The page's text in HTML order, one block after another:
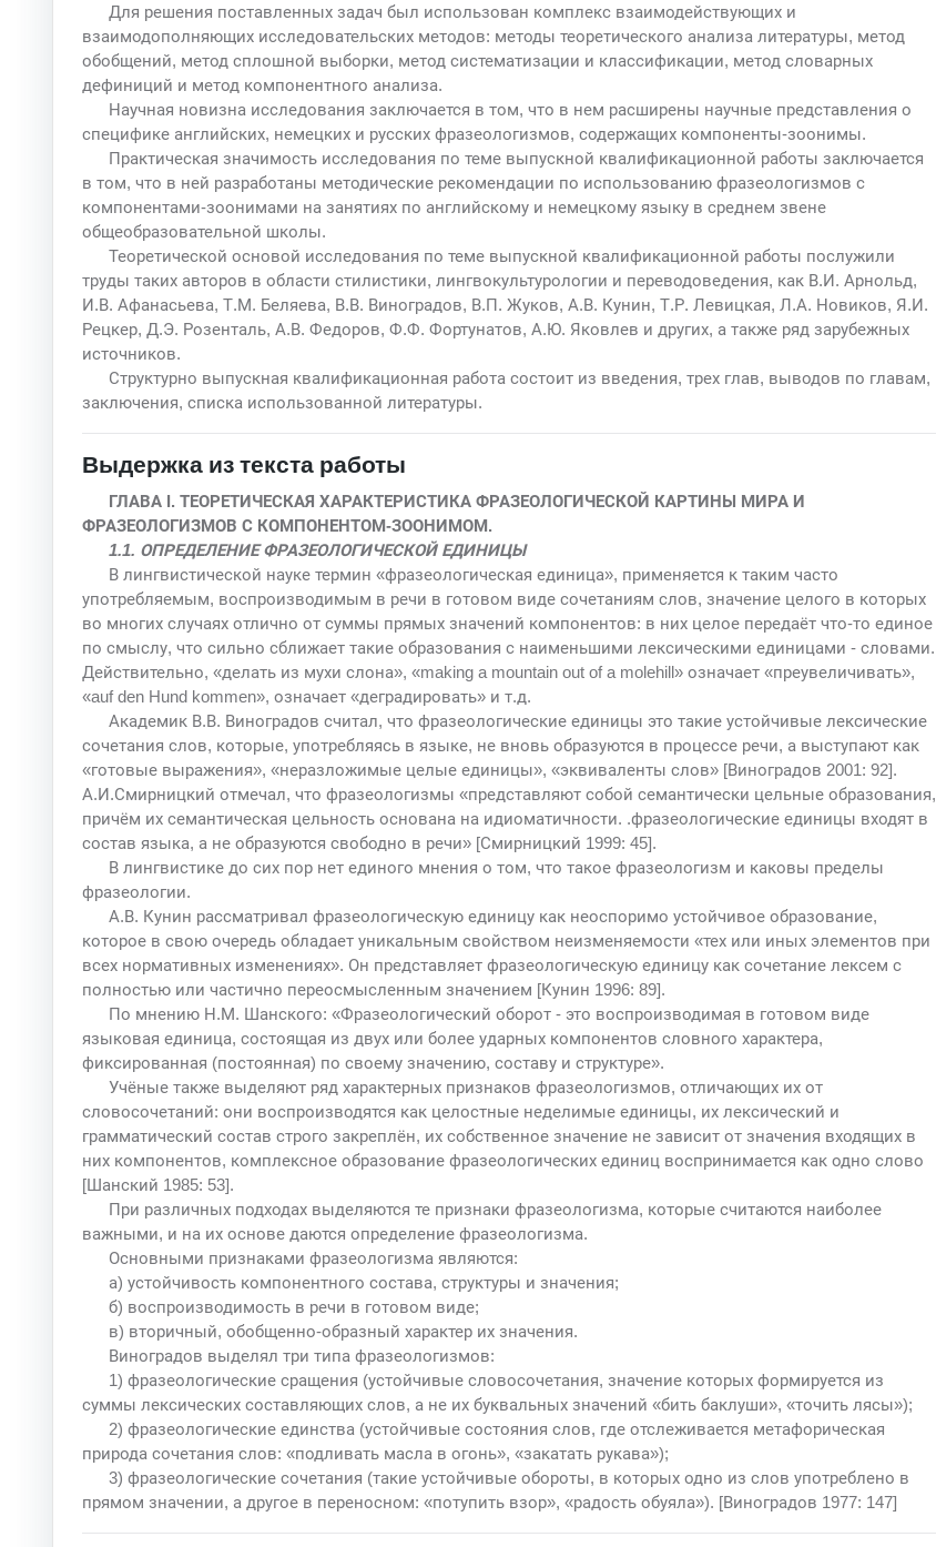
Для решения поставленных задач был использован комплекс взаимодействующих и
взаимодополняющих исследовательских методов: методы теоретического анализа литературы, метод
обобщений, метод сплошной выборки, метод систематизации и классификации, метод словарных
дефиниций и метод компонентного анализа.
Научная новизна исследования заключается в том, что в нем расширены научные представления о
специфике английских, немецких и русских фразеологизмов, содержащих компоненты-зоонимы.
Практическая значимость исследования по теме выпускной квалификационной работы заключается
в том, что в ней разработаны методические рекомендации по использованию фразеологизмов с
компонентами-зоонимами на занятиях по английскому и немецкому языку в среднем звене
общеобразовательной школы.
Теоретической основой исследования по теме выпускной квалификационной работы послужили
труды таких авторов в области стилистики, лингвокультурологии и переводоведения, как В.И. Арнольд,
И.В. Афанасьева, Т.М. Беляева, В.В. Виноградов, В.П. Жуков, А.В. Кунин, Т.Р. Левицкая, Л.А. Новиков, Я.И.
Рецкер, Д.Э. Розенталь, А.В. Федоров, Ф.Ф. Фортунатов, А.Ю. Яковлев и других, а также ряд зарубежных
источников.
Структурно выпускная квалификационная работа состоит из введения, трех глав, выводов по главам,
заключения, списка использованной литературы.
Выдержка из текста работы
ГЛАВА I. ТЕОРЕТИЧЕСКАЯ ХАРАКТЕРИСТИКА ФРАЗЕОЛОГИЧЕСКОЙ КАРТИНЫ МИРА И
ФРАЗЕОЛОГИЗМОВ С КОМПОНЕНТОМ-ЗООНИМОМ.
1.1. ОПРЕДЕЛЕНИЕ ФРАЗЕОЛОГИЧЕСКОЙ ЕДИНИЦЫ
В лингвистической науке термин «фразеологическая единица», применяется к таким часто
употребляемым, воспроизводимым в речи в готовом виде сочетаниям слов, значение целого в которых
во многих случаях отлично от суммы прямых значений компонентов: в них целое передаёт что-то единое
по смыслу, что сильно сближает такие образования с наименьшими лексическими единицами - словами.
Действительно, «делать из мухи слона», «making a mountain out of a molehill» означает «преувеличивать»,
«auf den Hund kommen», означает «деградировать» и т.д.
Академик В.В. Виноградов считал, что фразеологические единицы это такие устойчивые лексические
сочетания слов, которые, употребляясь в языке, не вновь образуются в процессе речи, а выступают как
«готовые выражения», «неразложимые целые единицы», «эквиваленты слов» [Виноградов 2001: 92].
А.И.Смирницкий отмечал, что фразеологизмы «представляют собой семантически цельные образования,
причём их семантическая цельность основана на идиоматичности. .фразеологические единицы входят в
состав языка, а не образуются свободно в речи» [Смирницкий 1999: 45].
В лингвистике до сих пор нет единого мнения о том, что такое фразеологизм и каковы пределы
фразеологии.
А.В. Кунин рассматривал фразеологическую единицу как неоспоримо устойчивое образование,
которое в свою очередь обладает уникальным свойством неизменяемости «тех или иных элементов при
всех нормативных изменениях». Он представляет фразеологическую единицу как сочетание лексем с
полностью или частично переосмысленным значением [Кунин 1996: 89].
По мнению Н.М. Шанского: «Фразеологический оборот - это воспроизводимая в готовом виде
языковая единица, состоящая из двух или более ударных компонентов словного характера,
фиксированная (постоянная) по своему значению, составу и структуре».
Учёные также выделяют ряд характерных признаков фразеологизмов, отличающих их от
словосочетаний: они воспроизводятся как целостные неделимые единицы, их лексический и
грамматический состав строго закреплён, их собственное значение не зависит от значения входящих в
них компонентов, комплексное образование фразеологических единиц воспринимается как одно слово
[Шанский 1985: 53].
При различных подходах выделяются те признаки фразеологизма, которые считаются наиболее
важными, и на их основе даются определение фразеологизма.
Основными признаками фразеологизма являются:
а) устойчивость компонентного состава, структуры и значения;
б) воспроизводимость в речи в готовом виде;
в) вторичный, обобщенно-образный характер их значения.
Виноградов выделял три типа фразеологизмов:
1) фразеологические сращения (устойчивые словосочетания, значение которых формируется из
суммы лексических составляющих слов, а не их буквальных значений «бить баклуши», «точить лясы»);
2) фразеологические единства (устойчивые состояния слов, где отслеживается метафорическая
природа сочетания слов: «подливать масла в огонь», «закатать рукава»);
3) фразеологические сочетания (такие устойчивые обороты, в которых одно из слов употреблено в
прямом значении, а другое в переносном: «потупить взор», «радость обуяла»). [Виноградов 1977: 147]